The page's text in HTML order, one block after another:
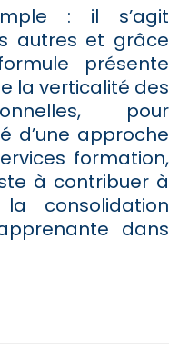
: il s’agit
autres et grâce
présente
la verticalité des
pour
d’une approche
formation,
à contribuer à
consolidation
dans